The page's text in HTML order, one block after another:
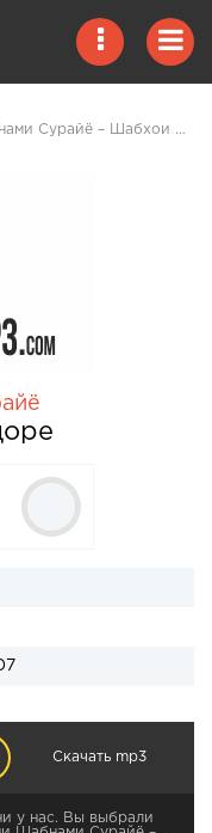
– Шабхои бедоре mp3 скачать
Скачать mp3
у нас. Вы выбрали